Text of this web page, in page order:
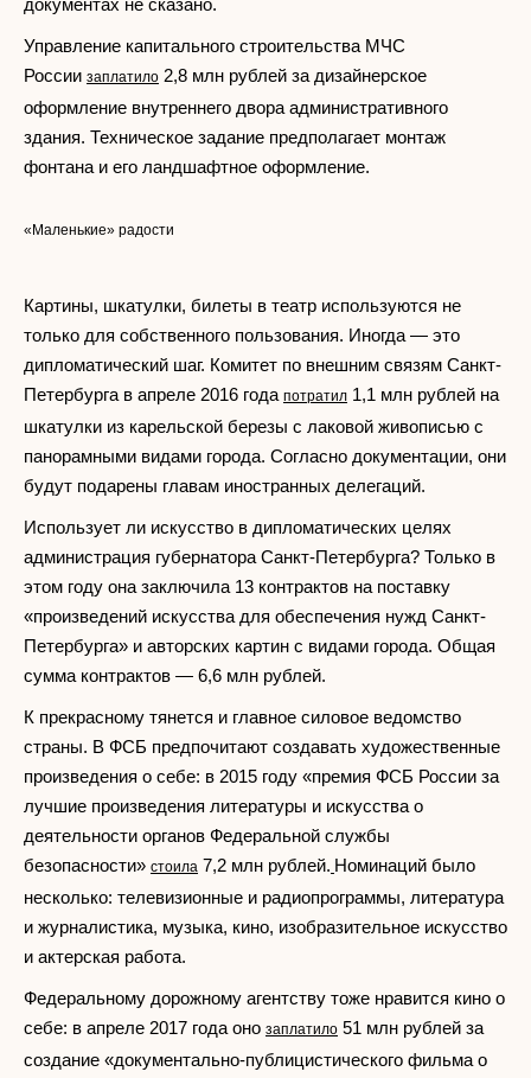
документах не сказано.
Управление капитального строительства МЧС
России заплатило 2,8 млн рублей за дизайнерское
оформление внутреннего двора административного
здания. Техническое задание предполагает монтаж
фонтана и его ландшафтное оформление.
«Маленькие» радости
Картины, шкатулки, билеты в театр используются не
только для собственного пользования. Иногда — это
дипломатический шаг. Комитет по внешним связям Санкт-
Петербурга в апреле 2016 года потратил 1,1 млн рублей на
шкатулки из карельской березы с лаковой живописью с
панорамными видами города. Согласно документации, они
будут подарены главам иностранных делегаций.
Использует ли искусство в дипломатических целях
администрация губернатора Санкт-Петербурга? Только в
этом году она заключила 13 контрактов на поставку
«произведений искусства для обеспечения нужд Санкт-
Петербурга» и авторских картин с видами города. Общая
сумма контрактов — 6,6 млн рублей.
К прекрасному тянется и главное силовое ведомство
страны. В ФСБ предпочитают создавать художественные
произведения о себе: в 2015 году «премия ФСБ России за
лучшие произведения литературы и искусства о
деятельности органов Федеральной службы
безопасности» стоила 7,2 млн рублей. Номинаций было
несколько: телевизионные и радиопрограммы, литература
и журналистика, музыка, кино, изобразительное искусство
и актерская работа.
Федеральному дорожному агентству тоже нравится кино о
себе: в апреле 2017 года оно заплатило 51 млн рублей за
создание «документально-публицистического фильма о